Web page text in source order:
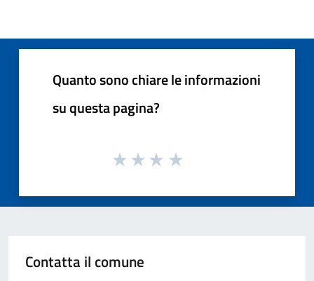
Quanto sono chiare le informazioni
su questa pagina?
Contatta il comune